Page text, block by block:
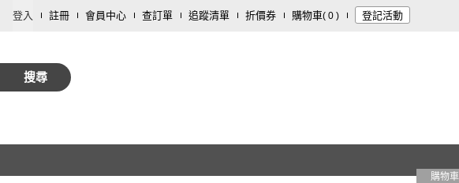
登入 註冊 會員中心 查訂單 追蹤清單 折價券 購物車( 0 ) 登記活動
搜尋
購物車